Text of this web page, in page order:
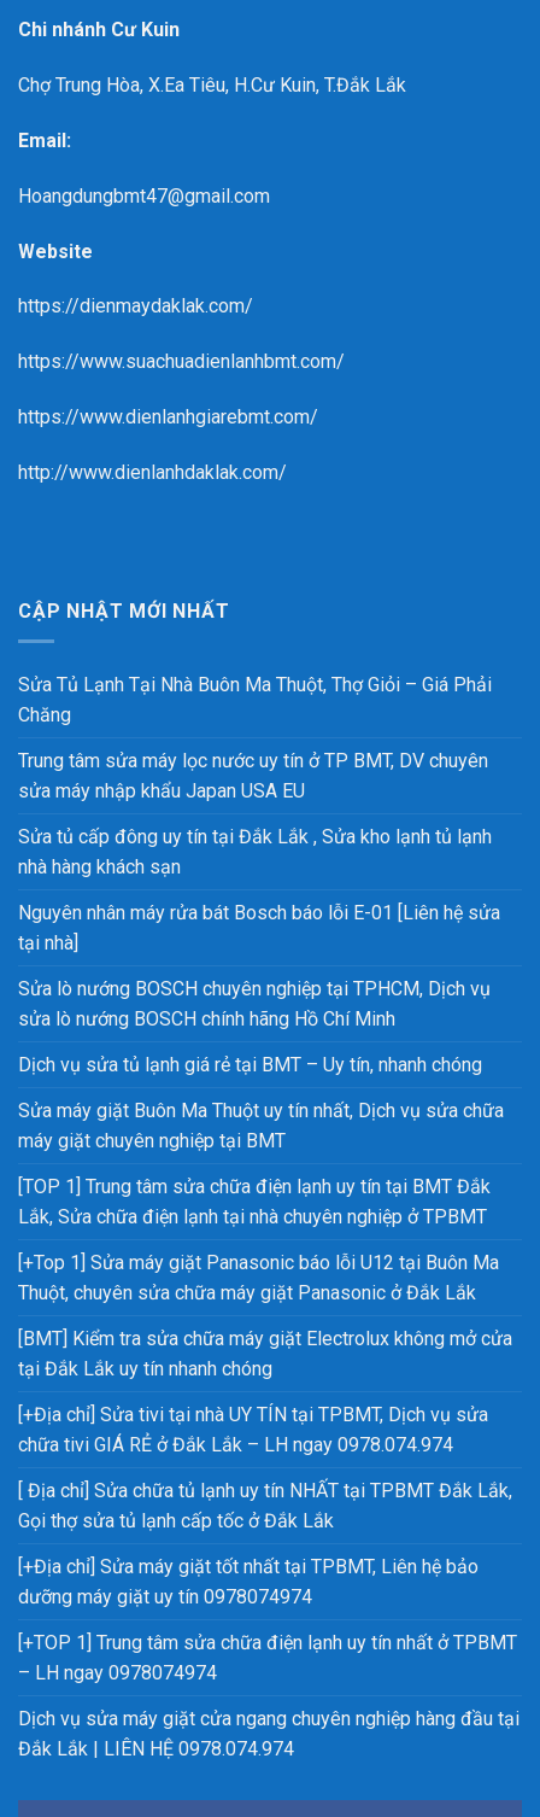
Chi nhánh Cư Kuin
Chợ Trung Hòa, X.Ea Tiêu, H.Cư Kuin, T.Đắk Lắk
Email:
Hoangdungbmt47@gmail.com
Website
https://dienmaydaklak.com/
https://www.suachuadienlanhbmt.com/
https://www.dienlanhgiarebmt.com/
http://www.dienlanhdaklak.com/
CẬP NHẬT MỚI NHẤT
Sửa Tủ Lạnh Tại Nhà Buôn Ma Thuột, Thợ Giỏi – Giá Phải
Chăng
Trung tâm sửa máy lọc nước uy tín ở TP BMT, DV chuyên
sửa máy nhập khẩu Japan USA EU
Sửa tủ cấp đông uy tín tại Đắk Lắk , Sửa kho lạnh tủ lạnh
nhà hàng khách sạn
Nguyên nhân máy rửa bát Bosch báo lỗi E-01 [Liên hệ sửa
tại nhà]
Sửa lò nướng BOSCH chuyên nghiệp tại TPHCM, Dịch vụ
sửa lò nướng BOSCH chính hãng Hồ Chí Minh
Dịch vụ sửa tủ lạnh giá rẻ tại BMT – Uy tín, nhanh chóng
Sửa máy giặt Buôn Ma Thuột uy tín nhất, Dịch vụ sửa chữa
máy giặt chuyên nghiệp tại BMT
[TOP 1] Trung tâm sửa chữa điện lạnh uy tín tại BMT Đắk
Lắk, Sửa chữa điện lạnh tại nhà chuyên nghiệp ở TPBMT
[+Top 1] Sửa máy giặt Panasonic báo lỗi U12 tại Buôn Ma
Thuột, chuyên sửa chữa máy giặt Panasonic ở Đắk Lắk
[BMT] Kiểm tra sửa chữa máy giặt Electrolux không mở cửa
tại Đắk Lắk uy tín nhanh chóng
[+Địa chỉ] Sửa tivi tại nhà UY TÍN tại TPBMT, Dịch vụ sửa
chữa tivi GIÁ RẺ ở Đắk Lắk – LH ngay 0978.074.974
[ Địa chỉ] Sửa chữa tủ lạnh uy tín NHẤT tại TPBMT Đắk Lắk,
Gọi thợ sửa tủ lạnh cấp tốc ở Đắk Lắk
[+Địa chỉ] Sửa máy giặt tốt nhất tại TPBMT, Liên hệ bảo
dưỡng máy giặt uy tín 0978074974
[+TOP 1] Trung tâm sửa chữa điện lạnh uy tín nhất ở TPBMT
– LH ngay 0978074974
Dịch vụ sửa máy giặt cửa ngang chuyên nghiệp hàng đầu tại
Đắk Lắk | LIÊN HỆ 0978.074.974